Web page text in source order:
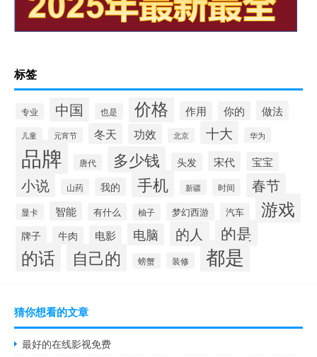
标签
专业 中国 也是 价格 作用 你的 做法
儿童 元宵节 冬天 功效 北京 十大 华为
品牌 唐代 多少钱 头发 宋代 宝宝
小说 山药 我的 手机 新疆 时间 春节
显卡 智能 有什么 柚子 梦幻西游 汽车 游戏
牌子 牛肉 电影 电脑 的人 的是
的话 自己的 螃蟹 装修 都是
猜你想看的文章
最好的在线影视免费